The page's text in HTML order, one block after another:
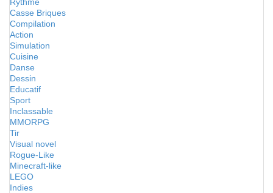
Casse Briques
Compilation
Action
Simulation
Cuisine
Danse
Dessin
Educatif
Sport
Inclassable
MMORPG
Tir
Visual novel
Rogue-Like
Minecraft-like
LEGO
Indies